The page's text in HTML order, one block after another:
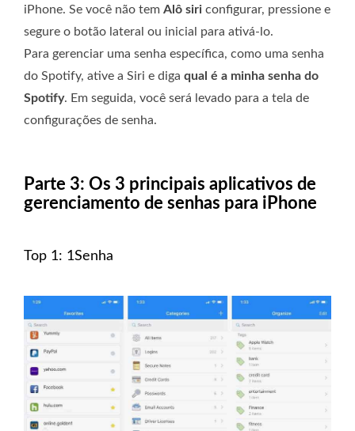
iPhone. Se você não tem Alô siri configurar, pressione e
segure o botão lateral ou inicial para ativá-lo.
Para gerenciar uma senha específica, como uma senha
do Spotify, ative a Siri e diga qual é a minha senha do
Spotify. Em seguida, você será levado para a tela de
configurações de senha.
Parte 3: Os 3 principais aplicativos de
gerenciamento de senhas para iPhone
Top 1: 1Senha